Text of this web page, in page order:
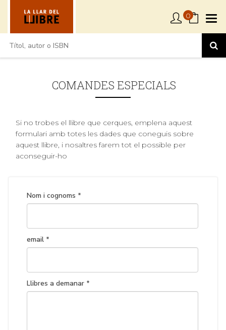
0
COMANDES ESPECIALS
Si no trobes el llibre que cerques, emplena aquest
formulari amb totes les dades que coneguis sobre
aquest llibre, i nosaltres farem tot el possible per
aconseguir-ho
Nom i cognoms *
email *
Llibres a demanar *